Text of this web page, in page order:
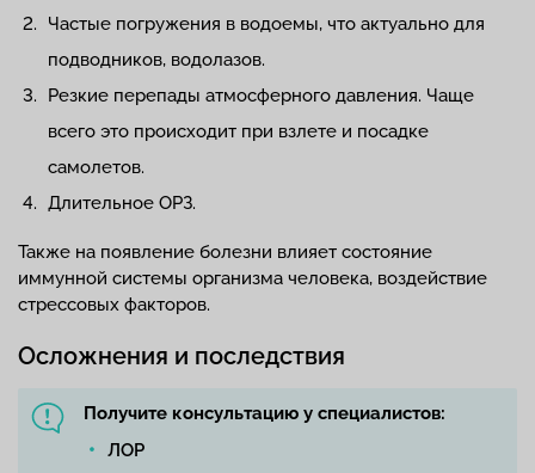
Частые погружения в водоемы, что актуально для
подводников, водолазов.
Резкие перепады атмосферного давления. Чаще
всего это происходит при взлете и посадке
самолетов.
Длительное ОРЗ.
Также на появление болезни влияет состояние
иммунной системы организма человека, воздействие
стрессовых факторов.
Осложнения и последствия
Получите консультацию у специалистов:
ЛОР